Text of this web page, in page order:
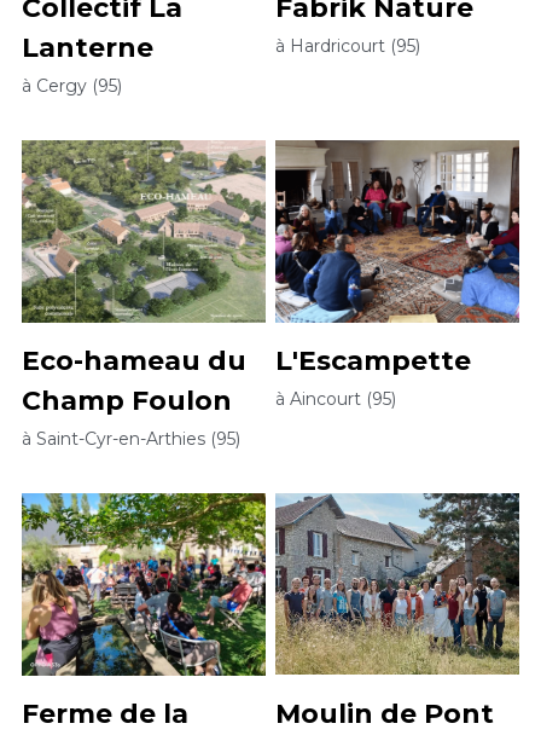
Collectif La
Lanterne
à Cergy (95)
Fabrik Nature
à Hardricourt (95)
Eco-hameau du
Champ Foulon
à Saint-Cyr-en-Arthies (95)
L'Escampette
à Aincourt (95)
Ferme de la
Moulin de Pont